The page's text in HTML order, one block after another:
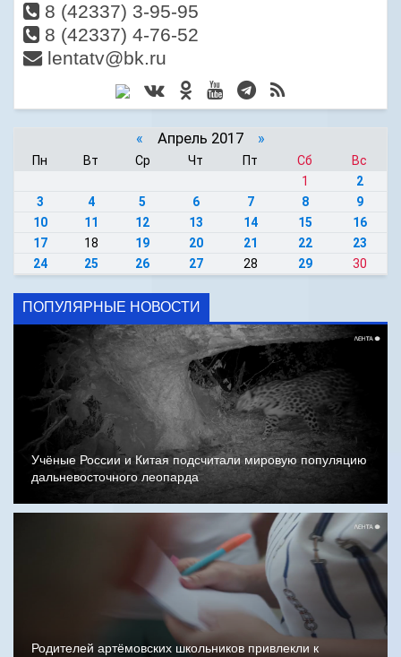
8 (42337) 3-95-95
8 (42337) 4-76-52
lentatv@bk.ru
« Апрель 2017 »
Пн Вт Ср Чт Пт Сб
Вс
1
2
3
4 5 6 7 8
9
10
11 12 13 14 15
16
17
18 19 20 21 22
23
24
25 26 27 28 29 30
ПОПУЛЯРНЫЕ НОВОСТИ
Учёные России и Китая подсчитали мировую популяцию
дальневосточного леопарда
Родителей артёмовских школьников привлекли к